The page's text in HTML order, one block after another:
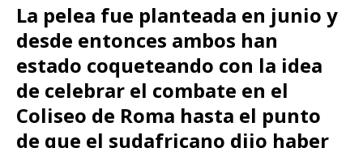
La pelea fue planteada en junio y
desde entonces ambos han
estado coqueteando con la idea
de celebrar el combate en el
Coliseo de Roma hasta el punto
de que el sudafricano dijo haber